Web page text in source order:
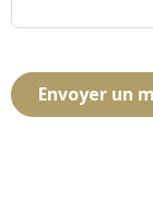
Envoyer un